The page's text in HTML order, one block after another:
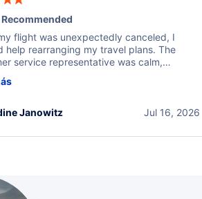
flight was unexpectedly canceled, I
help rearranging my travel plans. The
service representative was calm,
They quickly found alternative flight
the excellent support andJul 16, 2026
Janowitz